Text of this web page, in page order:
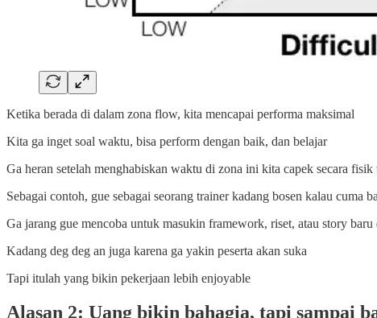
Ketika berada di dalam zona flow, kita mencapai performa maksimal
Kita ga inget soal waktu, bisa perform dengan baik, dan belajar
Ga heran setelah menghabiskan waktu di zona ini kita capek secara fisik
Sebagai contoh, gue sebagai seorang trainer kadang bosen kalau cuma
Ga jarang gue mencoba untuk masukin framework, riset, atau story
Kadang deg deg an juga karena ga yakin peserta akan suka
Tapi itulah yang bikin pekerjaan lebih enjoyable
Alasan 2: Uang bikin bahagia, tapi sampai